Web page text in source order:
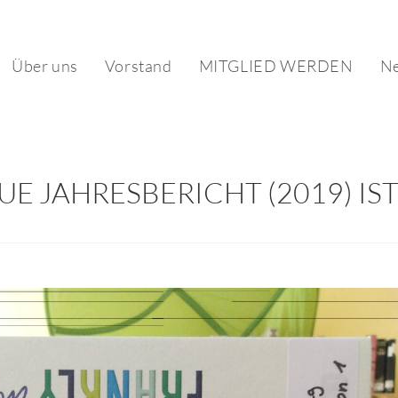
Über uns Vorstand MITGLIED WERDEN
JAHRESBERICHT (2019)